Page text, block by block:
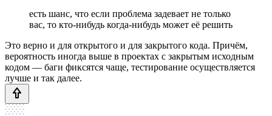
есть шанс, что если проблема задевает не только
вас, то кто-нибудь когда-нибудь может её решить
Это верно и для открытого и для закрытого кода. Причём,
вероятность иногда выше в проектах с закрытым исходным
кодом — баги фиксятся чаще, тестирование осуществляется
лучше и так далее.